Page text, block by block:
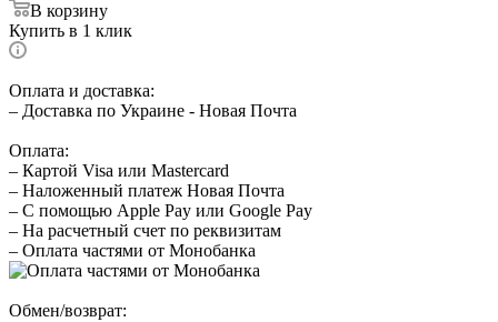
В корзину
Купить в 1 клик
Оплата и доставка:
– Доставка по Украине - Новая Почта
Оплата:
– Картой Visa или Mastercard
– Наложенный платеж Новая Почта
– С помощью Apple Pay или Google Pay
– На расчетный счет по реквизитам
– Оплата частями от Монобанка
Обмен/возврат: